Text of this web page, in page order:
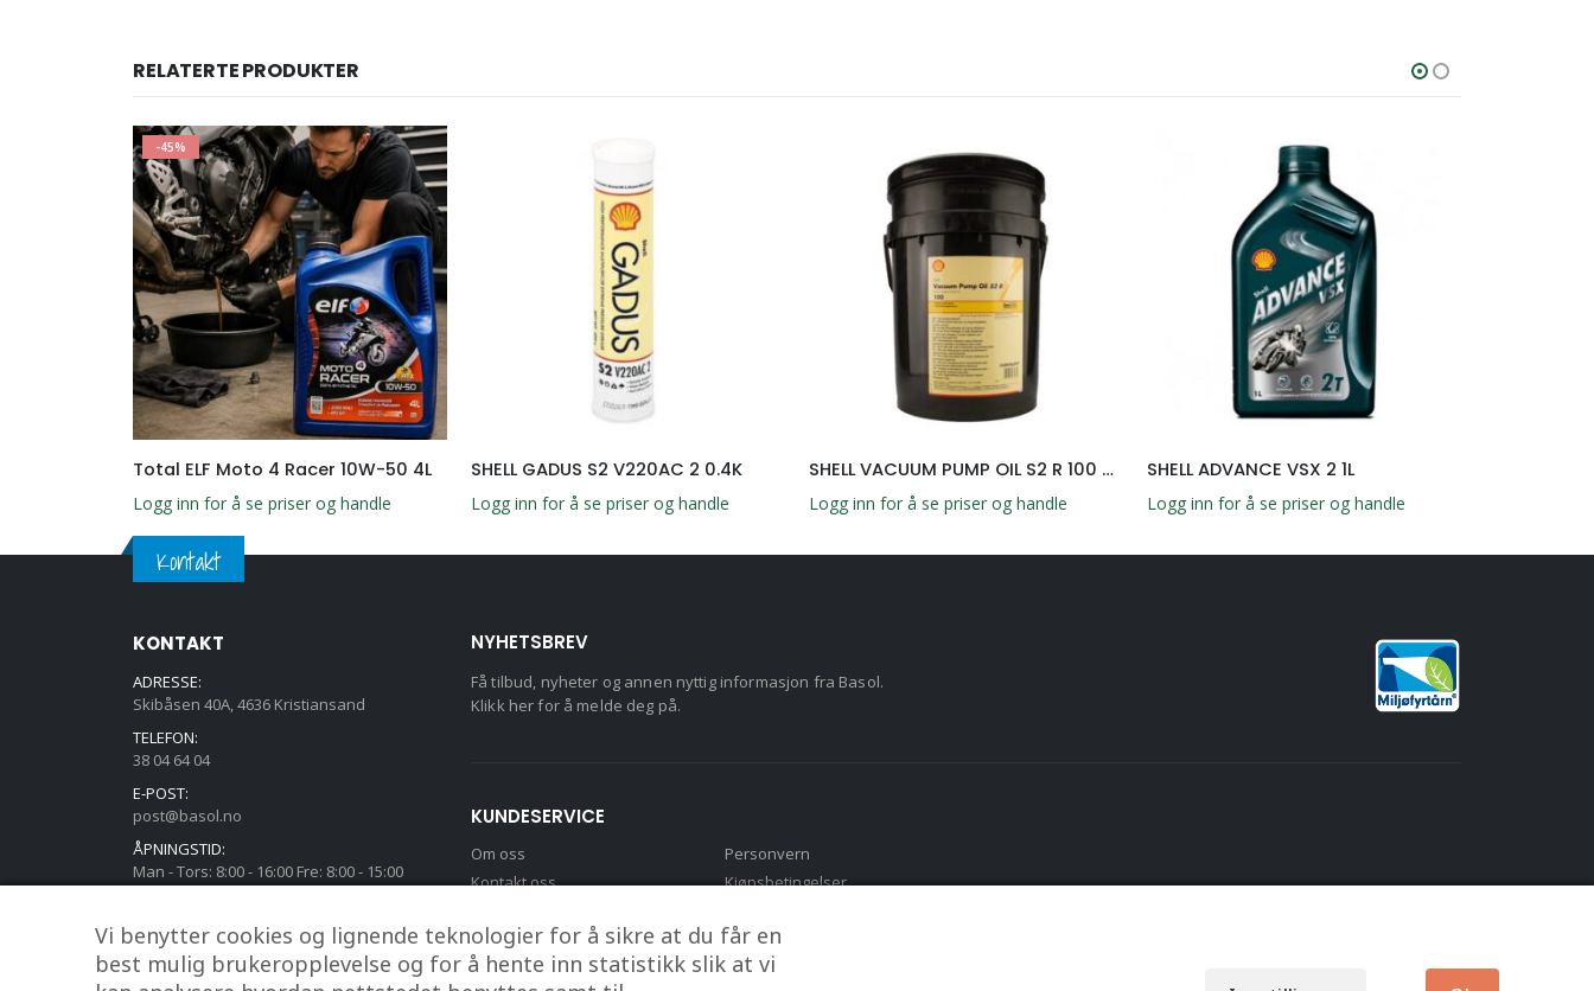
RELATERTE PRODUKTER
-45%
Total ELF Moto 4 Racer 10W-50 4L
Logg inn for å se priser og handle
SHELL GADUS S2 V220AC 2 0.4K
Logg inn for å se priser og handle
SHELL VACUUM PUMP OIL S2 R 100 20L
Logg inn for å se priser og handle
SHELL ADVANCE VSX 2 1L
Logg inn for å se priser og handle
Kontakt
KONTAKT
ADRESSE:
Skibåsen 40A, 4636 Kristiansand
TELEFON:
38 04 64 04
E-POST:
post@basol.no
ÅPNINGSTID:
Man - Tors: 8:00 - 16:00 Fre: 8:00 - 15:00
NYHETSBREV
Få tilbud, nyheter og annen nyttig informasjon fra Basol.
Klikk her for å melde deg på.
KUNDESERVICE
Om oss
Kontakt oss
Personvern
Kjøpsbetingelser
Vi benytter cookies og lignende teknologier for å sikre at du får en
best mulig brukeropplevelse og for å hente inn statistikk slik at vi